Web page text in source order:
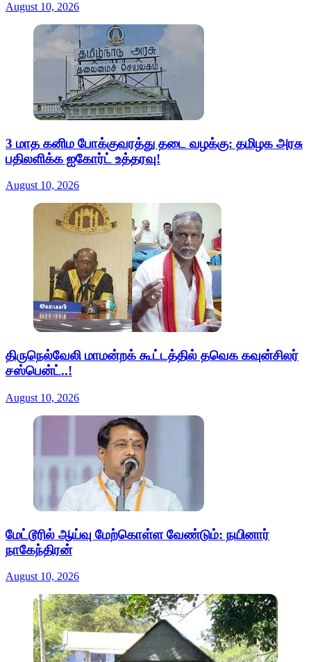
August 10, 2026
3 மாத கனிம போக்குவரத்து தடை வழக்கு: தமிழக அரசு
பதிலளிக்க ஐகோர்ட் உத்தரவு!
August 10, 2026
திருநெல்வேலி மாமன்றக் கூட்டத்தில் தவெக கவுன்சிலர்
சஸ்பென்ட்..!
August 10, 2026
மேட்டூரில் ஆய்வு மேற்கொள்ள வேண்டும்: நயினார்
நாகேந்திரன்
August 10, 2026